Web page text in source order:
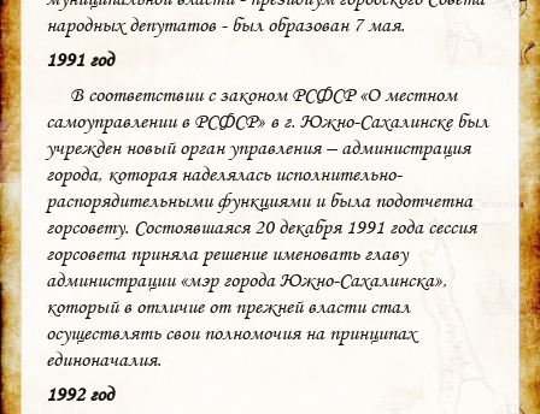
народных депутатов - был образован 7 мая.
1991 год
В соответствии с законом РСФСР «О местном
самоуправлении в РСФСР» в г. Южно-Сахалинске был
учрежден новый орган управления – администрация
города, которая наделялась исполнительно-
распорядительными функциями и была подотчетна
горсовету. Состоявшаяся 20 декабря 1991 года сессия
горсовета приняла решение именовать главу
администрации «мэр города Южно-Сахалинска»,
который в отличие от прежней власти стал
осуществлять свои полномочия на принципах
единоначалия.
1992 год